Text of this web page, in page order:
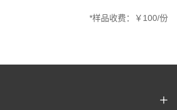
*样品收费：￥100/份